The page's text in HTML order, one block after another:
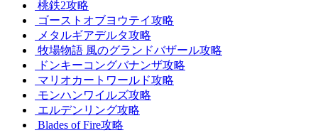
桃鉄2攻略
ゴーストオブヨウテイ攻略
メタルギアデルタ攻略
牧場物語 風のグランドバザール攻略
ドンキーコングバナンザ攻略
マリオカートワールド攻略
モンハンワイルズ攻略
エルデンリング攻略
Blades of Fire攻略